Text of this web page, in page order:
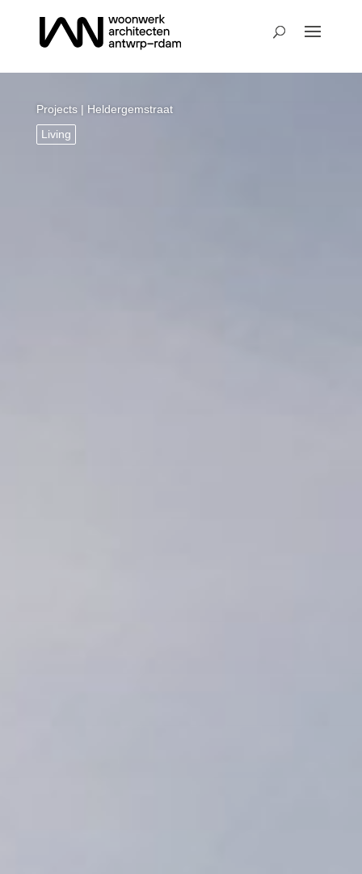
Projects| Heldergemstraat
Living